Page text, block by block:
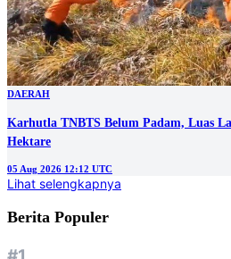
DAERAH
Karhutla TNBTS Belum Padam, Luas
Hektare
05 Aug 2026 12:12 UTC
Lihat selengkapnya
Berita Populer